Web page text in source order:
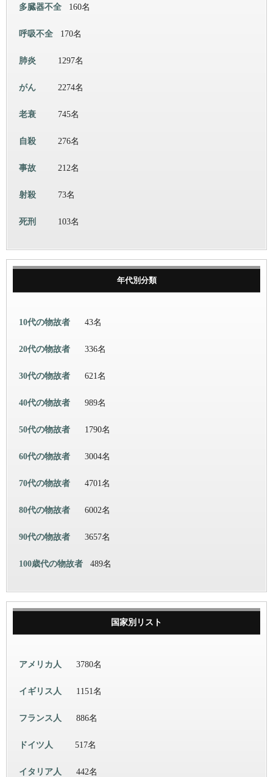
多臓器不全 160名
呼吸不全 170名
肺炎 1297名
がん 2274名
老衰 745名
自殺 276名
事故 212名
射殺 73名
死刑 103名
年代別分類
10代の物故者 43名
20代の物故者 336名
30代の物故者 621名
40代の物故者 989名
50代の物故者 1790名
60代の物故者 3004名
70代の物故者 4701名
80代の物故者 6002名
90代の物故者 3657名
100歳代の物故者 489名
国家別リスト
アメリカ人 3780名
イギリス人 1151名
フランス人 886名
ドイツ人 517名
イタリア人 442名